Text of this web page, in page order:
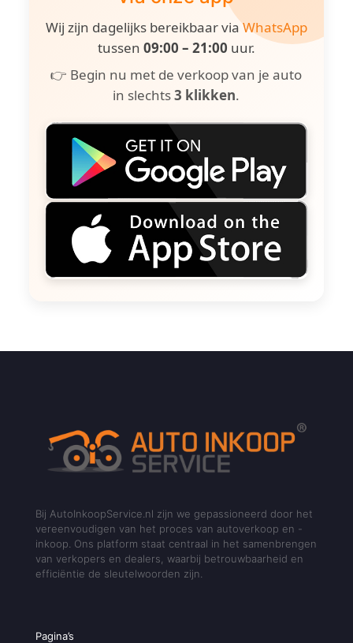
Wij zijn dagelijks bereikbaar viaWhatsApp
tussen 09:00 – 21:00 uur.
👉 Begin nu met de verkoop van je auto
in slechts3 klikken.
Bij AutoInkoopService.nl zijn we gepassioneerd door het
vereenvoudigen van het proces van autoverkoop en -
inkoop. Ons platform staat centraal in het samenbrengen
van verkopers en dealers, waarbij betrouwbaarheid en
efficiëntie de sleutelwoorden zijn.
Pagina’s